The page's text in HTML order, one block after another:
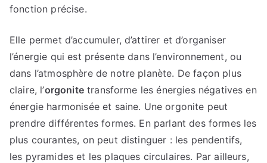
fonction précise.
Elle permet d’accumuler, d’attirer et d’organiser
l’énergie qui est présente dans l’environnement, ou
dans l’atmosphère de notre planète. De façon plus
claire, l’orgonitetransforme les énergies négatives en
énergie harmonisée et saine. Une orgonite peut
prendre différentes formes. En parlant des formes les
plus courantes, on peut distinguer : les pendentifs,
les pyramides et les plaques circulaires. Par ailleurs,